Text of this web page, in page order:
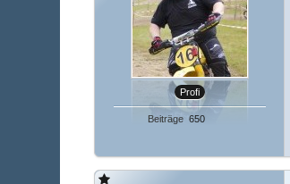
Profi
Beiträge 650